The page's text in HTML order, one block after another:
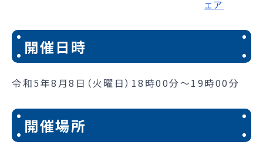
開催日時
令和5年8月8日（火曜日）18時00分～19時00分
開催場所